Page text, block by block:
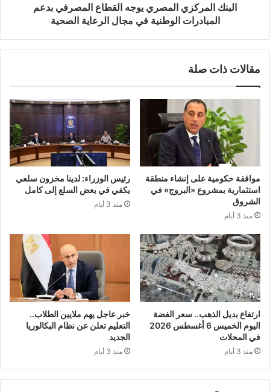
البنك المركزي المصري يوجه القطاع المصرفي بدعم
المبادرات الوطنية في مجال الرعاية الصحية
مقالات ذات صلة
موافقة حكومية على إنشاء منطقة
استثمارية بمشروع «البروج» في
الشروق
منذ 3 أيام
رئيس الوزراء: لدينا مخزون سلعي
يكفي في بعض السلع إلى كامل
منذ 3 أيام
ارتفاع بديل الذهب.. سعر الفضة
اليوم الخميس 6 أغسطس 2026
في المحلات
منذ 3 أيام
خبر عاجل يهم ملايين الطلاب..
التعليم تعلن عن نظام البكالوريا
الجديد
منذ 3 أيام